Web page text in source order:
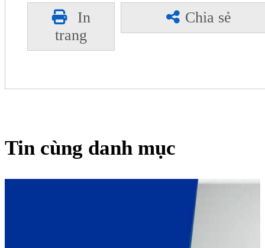
In
trang
Chia sẻ
Tin cùng danh mục